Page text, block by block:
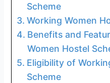
Scheme
Working Women
Benefits and
Women Hostel
Eligibility of
Scheme